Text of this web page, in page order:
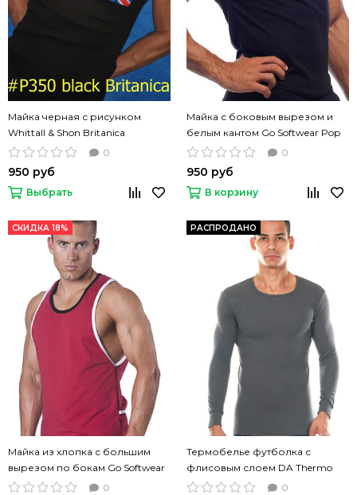
Майка черная с рисунком
Whittall & Shon Britanica
британский флаг 0
950 руб
Выбрать
Майка с боковым вырезом и
белым кантом Go Softwear Pop
Scoop черного цвета
0
950 руб
В корзину
СКИДКА 18%
Майка из хлопка с большим
вырезом по бокам Go Softwear
Squadra Scoop красная
0
РАСПРОДАНО
Термобелье футболка с
флисовым слоем DA Thermo
Comfort серый цвет0